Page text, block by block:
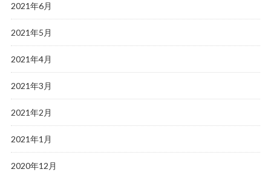
2021年6月
2021年5月
2021年4月
2021年3月
2021年2月
2021年1月
2020年12月